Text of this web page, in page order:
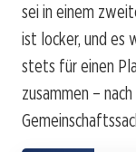
sei in einem
ist locker, und es
stets für einen
zusammen –